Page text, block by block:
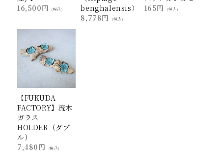
16,500円
(税込)
benghalensis）
8,778円
(税込)
165円
(税込)
【FUKUDA
FACTORY】流木
ガラス
HOLDER（ダブ
ル）
7,480円
(税込)